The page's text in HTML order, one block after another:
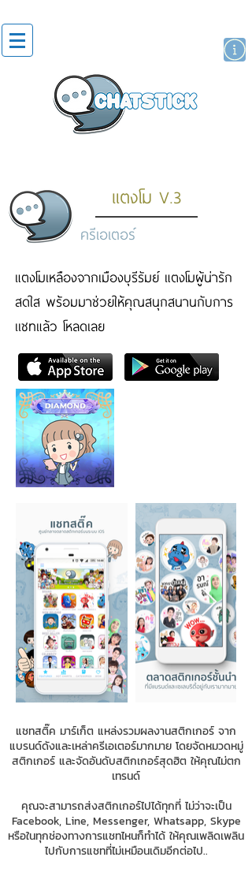
แตงโม V.3
ครีเอเตอร์
แตงโมเหลืองจากเมืองบุรีรัมย์ แตงโมผู้น่ารัก
สดใส พร้อมมาช่วยให้คุณสนุกสนานกับการ
เเชทแล้ว โหลดเลย
แชทสติ๊ค มาร์เก็ต แหล่งรวมผลงานสติกเกอร์ จาก
แบรนด์ดังและเหล่าครีเอเตอร์มากมาย โดยจัดหมวดหมู่
สติกเกอร์ และจัดอันดับสติกเกอร์สุดฮิต ให้คุณไม่ตก
เทรนด์
คุณจะสามารถส่งสติกเกอร์ไปได้ทุกที่ ไม่ว่าจะเป็น
Facebook, Line, Messenger, Whatsapp, Skype
หรือในทุกช่องทางการแชทไหนก็ทำได้ ให้คุณเพลิดเพลิน
ไปกับการแชทที่ไม่เหมือนเดิมอีกต่อไป..